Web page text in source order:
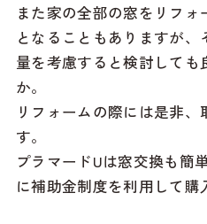
また家の全部の窓をリフ
となることもありますが
量を考慮すると検討しても
か。
リフォームの際には是非
す。
プラマードUは窓交換も簡
に補助金制度を利用して購